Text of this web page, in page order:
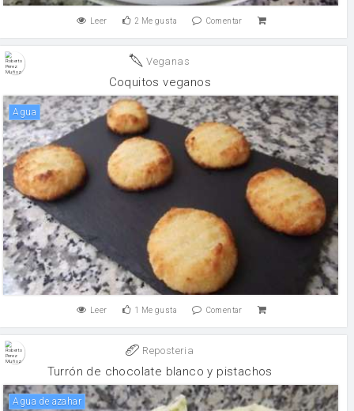
Leer 2 Me gusta Comentar
Veganas
Coquitos veganos
agua
Leer 1 Me gusta Comentar
Reposteria
Turrón de chocolate blanco y pistachos
Agua de azahar